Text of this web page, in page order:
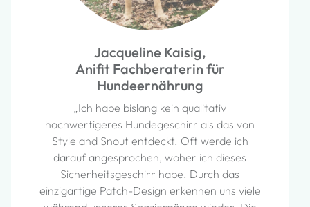
Jacqueline Kaisig,
Anifit Fachberaterin für
Hundeernährung
„Ich habe bislang kein qualitativ
hochwertigeres Hundegeschirr als das von
Style and Snout entdeckt. Oft werde ich
darauf angesprochen, woher ich dieses
Sicherheitsgeschirr habe. Durch das
einzigartige Patch-Design erkennen uns viele